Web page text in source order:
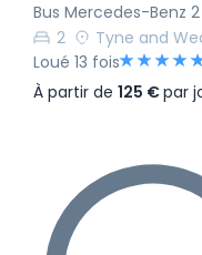
Bus Mercedes-Benz
2
Tyne and
Loué 13 fois
À partir de 125 €par